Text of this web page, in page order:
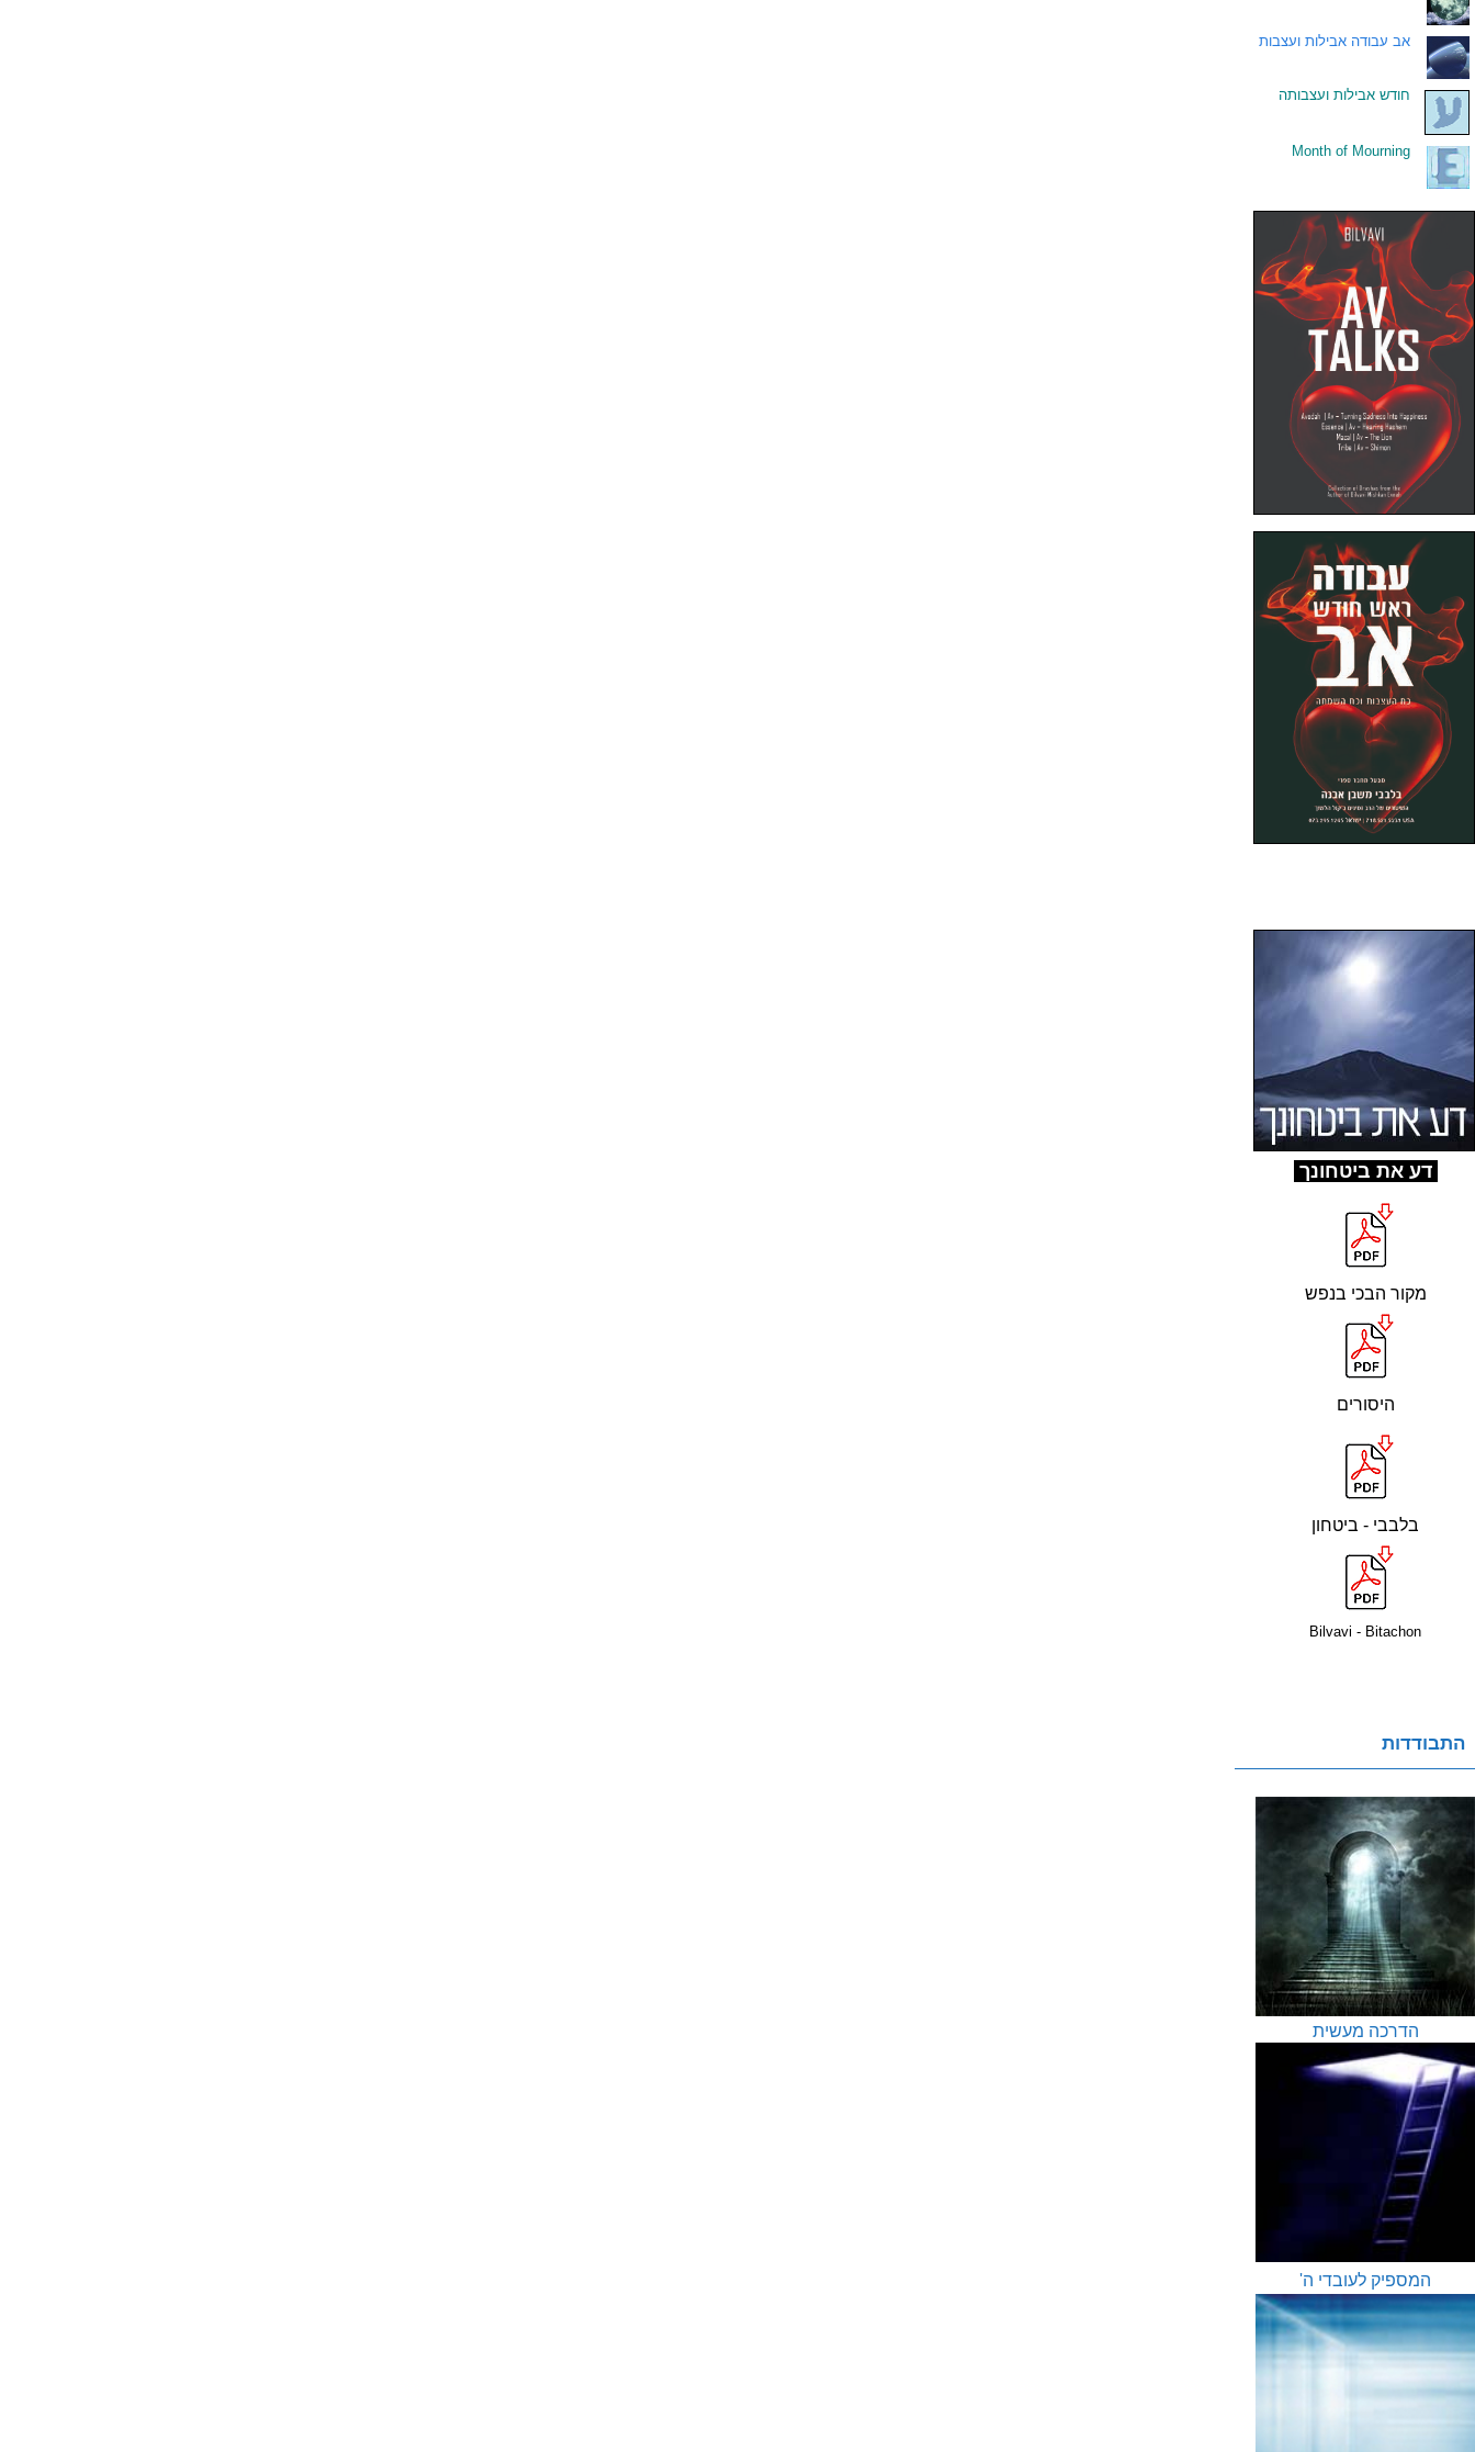
אב עבודה אבילות ועצבות
חודש אבילות ועצבותה
Month of Mourning
דע את ביטחונך
מקור הבכי בנפש
היסורים
בלבבי - ביטחון
Bilvavi - Bitachon
התבודדות
הדרכה מעשית
המספיק לעובדי ה'